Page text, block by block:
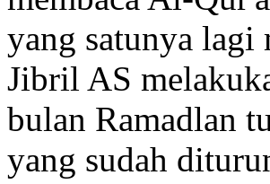
yang satunya lagi
Jibril AS
bulan Ramadlan
yang sudah